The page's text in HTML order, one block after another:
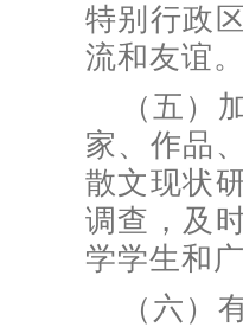
特别行政
流和友
（五）
家、作品
散文现状
调查，及
学学生和
（六）